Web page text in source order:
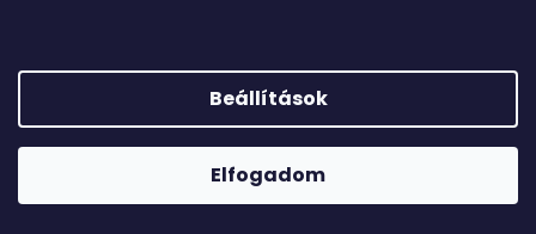
Beállítások
Elfogadom